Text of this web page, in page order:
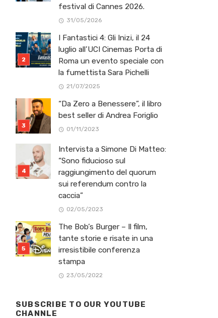
festival di Cannes 2026.
31/05/2026
I Fantastici 4: Gli Inizi, il 24
luglio all’UCI Cinemas Porta di
Roma un evento speciale con
la fumettista Sara Pichelli
21/07/2025
“Da Zero a Benessere”, il libro
best seller di Andrea Foriglio
01/11/2023
Intervista a Simone Di Matteo:
“Sono fiducioso sul
raggiungimento del quorum
sui referendum contro la
caccia”
02/05/2023
The Bob’s Burger – Il film,
tante storie e risate in una
irresistibile conferenza
stampa
23/05/2022
SUBSCRIBE TO OUR YOUTUBE
CHANNLE